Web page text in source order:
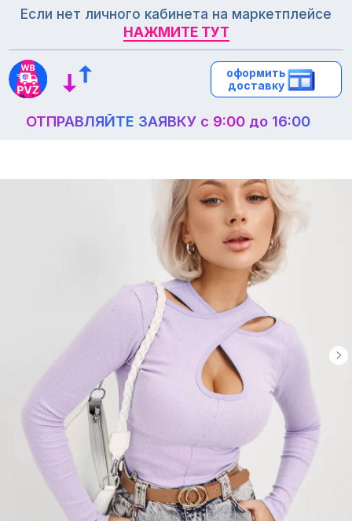
Если нет личного кабинета на маркетплейсе
НАЖМИТЕ ТУТ
оформить
доставку
НАЖМИТЕ ТУТ
оформить
доставку